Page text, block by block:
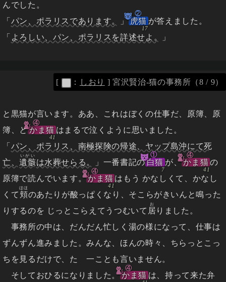
んでした。
「 パン、ポラリスであります。 」虎猫
②
が答えました。
「 よろしい、パン、ポラリスを詳述せよ。 」
と黒猫が言います。ああ、これはぼくの仕事だ、原簿、原
簿、とかま猫
④
はまるで泣くように思いました。
「 パン、ポラリス、南極探険の帰途、ヤップ島沖にて死
亡、遺骸
いがい
は水葬せらる。 」一番書記の白猫
①
が、かま猫
④
の
原簿で読んでいます。かま猫
④
はもう かなしくて、かなし
くて 頬
ほほ
のあたりが酸っぱくなり、そこらがきいんと鳴った
りするのを じっとこらえてうつむいて 居
お
りました。
事務所の中は、だんだん忙しく湯の様になって、仕事は
ずんずん進みました。みんな、ほんの時々、ちらっとこっ
ちを見るだけで、たゞ一ことも言いません。
そしておひるになりました。かま猫
④
は、持って来た弁
[ ： しおり ] 宮沢賢治-猫の事務所（8 / 9）